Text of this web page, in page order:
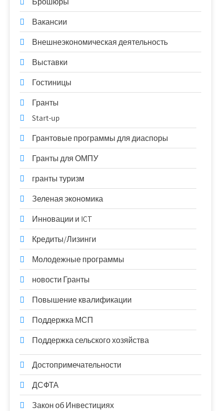
Вакансии
Внешнеэкономическая деятельность
Выставки
Гостиницы
Гранты
Start-up
Грантовые программы для диаспоры
Гранты для ОМПУ
гранты туризм
Зеленая экономика
Инновации и ICT
Кредиты/Лизинги
Молодежные программы
новости Гранты
Повышение квалификации
Поддержка МСП
Поддержка сельского хозяйства
Достопримечательности
ДСФТА
Закон об Инвестициях